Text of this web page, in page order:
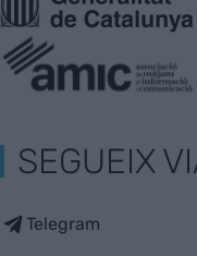
SEGUEIX
Telegram